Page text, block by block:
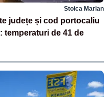
Stoica Marian
județe și cod portocaliu
temperaturi de 41 de